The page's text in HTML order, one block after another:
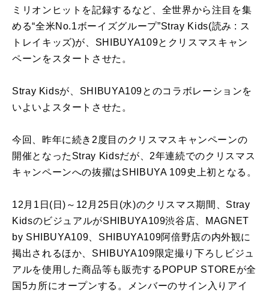
ミリオンヒットを記録するなど、全世界から注目を集
める“全米No.1ボーイズグループ”Stray Kids(読み : ス
トレイキッズ)が、SHIBUYA109とクリスマスキャン
ペーンをスタートさせた。
Stray Kidsが、SHIBUYA109とのコラボレーションを
いよいよスタートさせた。
今回、昨年に続き2度目のクリスマスキャンペーンの
開催となったStray Kidsだが、2年連続でのクリスマス
キャンペーンへの抜擢はSHIBUYA 109史上初となる。
12月1日(日)～12月25日(水)のクリスマス期間、Stray
KidsのビジュアルがSHIBUYA109渋谷店、MAGNET
by SHIBUYA109、SHIBUYA109阿倍野店の内外観に
掲出されるほか、SHIBUYA109限定撮り下ろしビジュ
アルを使用した商品等も販売するPOPUP STOREが全
国5カ所にオープンする。メンバーのサイン入りアイ